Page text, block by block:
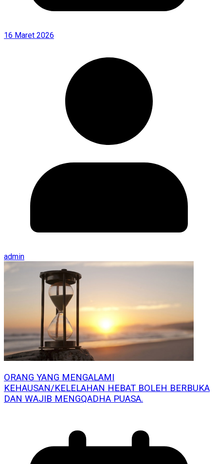
16 Maret 2026
admin
ORANG YANG MENGALAMI
KEHAUSAN/KELELAHAN HEBAT BOLEH BERBUKA
DAN WAJIB MENGQADHA PUASA.